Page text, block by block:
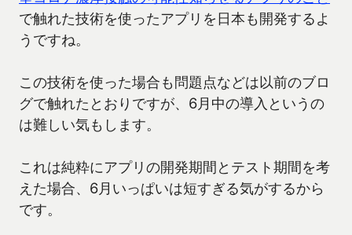
で触れた技術を使ったアプリを日本も開発するよ
うですね。
この技術を使った場合も問題点などは以前のブロ
グで触れたとおりですが、6月中の導入というの
は難しい気もします。
これは純粋にアプリの開発期間とテスト期間を考
えた場合、6月いっぱいは短すぎる気がするから
です。